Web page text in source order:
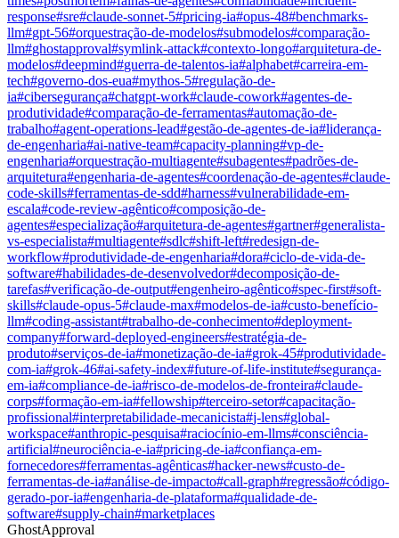
response#sre#claude-sonnet-5#pricing-ia#opus-48#benchmarks-
llm#gpt-56#orquestração-de-modelos#submodelos#comparação-
llm#ghostapproval#symlink-attack#contexto-longo#arquitetura-de-
modelos#deepmind#guerra-de-talentos-ia#alphabet#carreira-em-
tech#governo-dos-eua#mythos-5#regulação-de-
ia#cibersegurança#chatgpt-work#claude-cowork#agentes-de-
produtividade#comparação-de-ferramentas#automação-de-
trabalho#agent-operations-lead#gestão-de-agentes-de-ia#liderança-
de-engenharia#ai-native-team#capacity-planning#vp-de-
engenharia#orquestração-multiagente#subagentes#padrões-de-
arquitetura#engenharia-de-agentes#coordenação-de-agentes#claude-
code-skills#ferramentas-de-sdd#harness#vulnerabilidade-em-
escala#code-review-agêntico#composição-de-
agentes#especialização#arquitetura-de-agentes#gartner#generalista-
vs-especialista#multiagente#sdlc#shift-left#redesign-de-
workflow#produtividade-de-engenharia#dora#ciclo-de-vida-de-
software#habilidades-de-desenvolvedor#decomposição-de-
tarefas#verificação-de-output#engenheiro-agêntico#spec-first#soft-
skills#claude-opus-5#claude-max#modelos-de-ia#custo-benefício-
llm#coding-assistant#trabalho-de-conhecimento#deployment-
company#forward-deployed-engineers#estratégia-de-
produto#serviços-de-ia#monetização-de-ia#grok-45#produtividade-
com-ia#grok-46#ai-safety-index#future-of-life-institute#segurança-
em-ia#compliance-de-ia#risco-de-modelos-de-fronteira#claude-
corps#formação-em-ia#fellowship#terceiro-setor#capacitação-
profissional#interpretabilidade-mecanicista#j-lens#global-
workspace#anthropic-pesquisa#raciocínio-em-llms#consciência-
artificial#neurociência-e-ia#pricing-de-ia#confiança-em-
fornecedores#ferramentas-agênticas#hacker-news#custo-de-
ferramentas-de-ia#análise-de-impacto#call-graph#regressão#código-
gerado-por-ia#engenharia-de-plataforma#qualidade-de-
software#supply-chain#marketplaces
GhostApproval